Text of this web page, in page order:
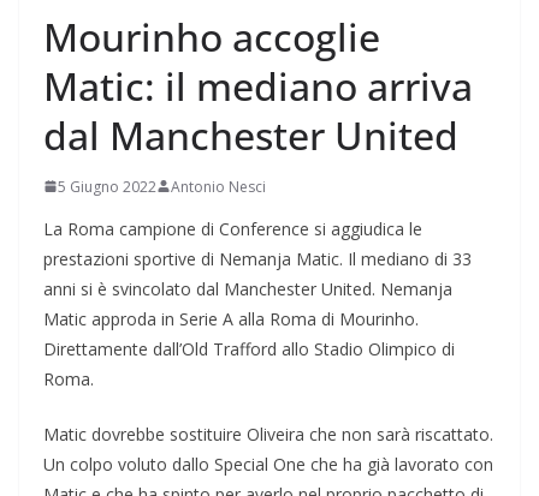
Mourinho accoglie
Matic: il mediano arriva
dal Manchester United
5 Giugno 2022 Antonio Nesci
La Roma campione di Conference si aggiudica le
prestazioni sportive di Nemanja Matic. Il mediano di 33
anni si è svincolato dal Manchester United. Nemanja
Matic approda in Serie A alla Roma di Mourinho.
Direttamente dall’Old Trafford allo Stadio Olimpico di
Roma.
Matic dovrebbe sostituire Oliveira che non sarà riscattato.
Un colpo voluto dallo Special One che ha già lavorato con